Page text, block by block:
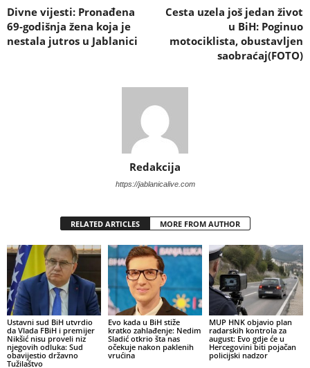
Divne vijesti: Pronađena
69-godišnja žena koja je
nestala jutros u Jablanici
Cesta uzela još jedan život
u BiH: Poginuo
motociklista, obustavljen
saobraćaj(FOTO)
Redakcija
https://jablanicalive.com
RELATED ARTICLES MORE FROM AUTHOR
Ustavni sud BiH utvrdio
da Vlada FBiH i premijer
Nikšić nisu proveli niz
njegovih odluka: Sud
obavijestio državno
Tužilaštvo
Evo kada u BiH stiže
kratko zahlađenje: Nedim
Sladić otkrio šta nas
očekuje nakon paklenih
vrućina
MUP HNK objavio plan
radarskih kontrola za
august: Evo gdje će u
Hercegovini biti pojačan
policijski nadzor